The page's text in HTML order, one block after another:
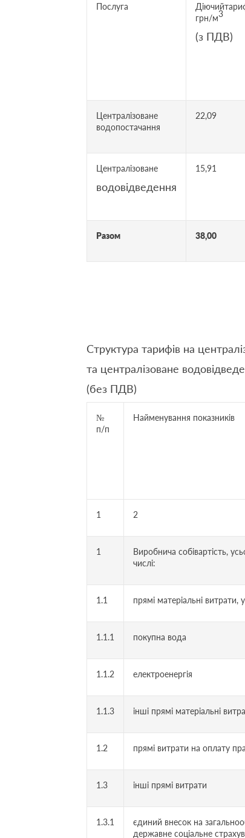
Послуга
грн/м3
(з ПДВ)
Централізоване
водопостачання
22,09
Централізоване
водовідведення
15,91
Разом 38,00
Структура тарифів на
та централізоване
(без ПДВ)
№
п/п
Найменування показників
1 2
1
Виробнича собівартість,
числі:
1.1 прямі матеріальні витрати,
1.1.1 покупна вода
1.1.2 електроенергія
1.1.3 інші прямі матеріальні
1.2 прямі витрати на оплату
1.3 інші прямі витрати
1.3.1
єдиний внесок на
державне соціальне